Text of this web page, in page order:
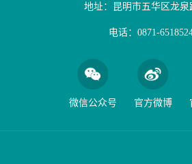
地址：昆明市五华区龙泉
电话：0871-
微信公众号 官方微博